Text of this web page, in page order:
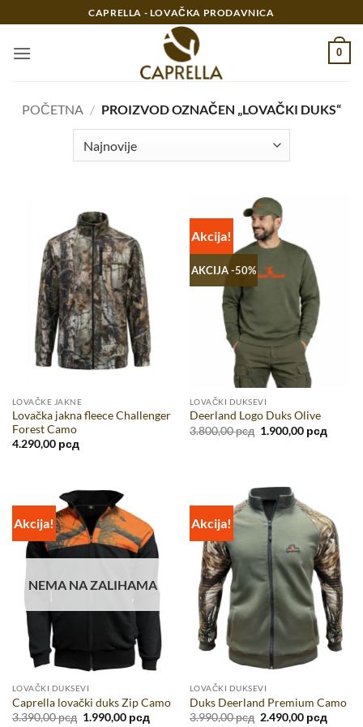
na
sadržaj
CAPRELLA - LOVAČKA PRODAVNICA
0
POČETNA / PROIZVOD OZNAČEN „LOVAČKI DUKS“
LOVAČKE JAKNE
Lovačka jakna fleece Challenger
Forest Camo
4.290,00 рсд
Akcija!
AKCIJA -50%
LOVAČKI DUKSEVI
Deerland Logo Duks Olive
3.800,00рсд Originalna
1.900,00 рсд
cena
Akcija!
NEMA NA ZALIHAMA
LOVAČKI DUKSEVI
Caprella lovački duks Zip Camo
3.390,00рсд Originalna
1.990,00 рсдTrenutna
Akcija!
LOVAČKI DUKSEVI
Duks Deerland Premium Camo
3.990,00рсд Originalna
2.490,00 рсд